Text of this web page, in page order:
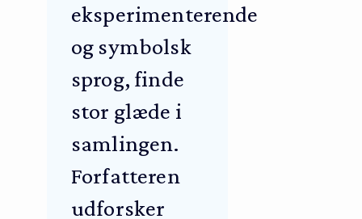
eksperimenterende
og symbolsk
sprog, finde
stor glæde i
samlingen.
Forfatteren
udforsker